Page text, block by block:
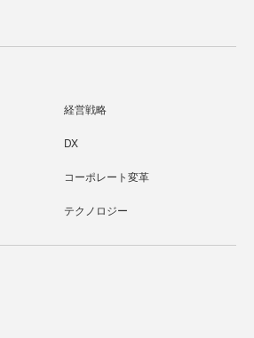
経営戦略
DX
コーポレート変革
テクノロジー